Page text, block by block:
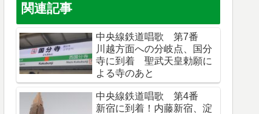
関連記事
中央線鉄道唱歌 第7番
川越方面への分岐点、国分
寺に到着 聖武天皇勅願に
よる寺のあと
中央線鉄道唱歌 第4番
新宿に到着！内藤新宿、淀